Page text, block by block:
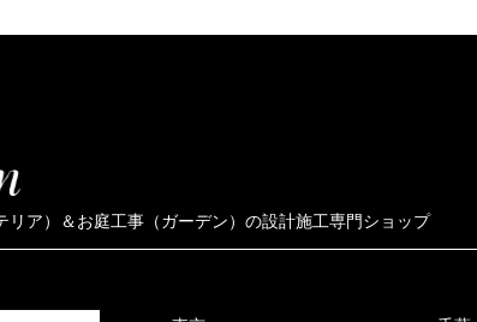
リア）＆お庭工事（ガーデン）の設計施工専門ショップ